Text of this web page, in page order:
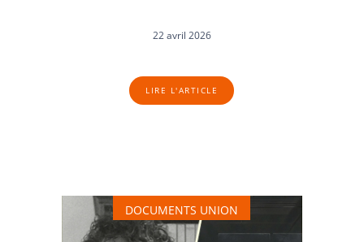
22 avril 2026
LIRE L'ARTICLE
DOCUMENTS UNION